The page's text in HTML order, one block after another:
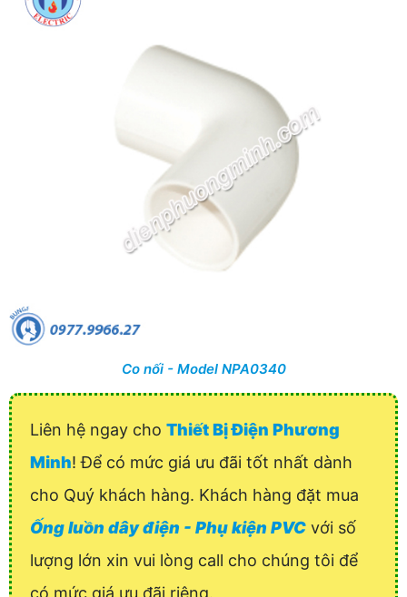
Co nối - Model NPA0340
Liên hệ ngay cho Thiết Bị Điện Phương
Minh! Để có mức giá ưu đãi tốt nhất dành
cho Quý khách hàng. Khách hàng đặt mua
Ống luồn dây điện - Phụ kiện PVC với số
lượng lớn xin vui lòng call cho chúng tôi để
có mức giá ưu đãi riêng.